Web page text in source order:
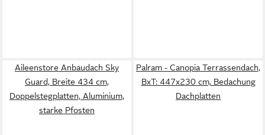
Aileenstore Anbaudach Sky
Guard, Breite 434 cm,
Doppelstegplatten, Aluminium,
starke Pfosten
Palram - Canopia Terrassendach,
BxT: 447x230 cm, Bedachung
Dachplatten